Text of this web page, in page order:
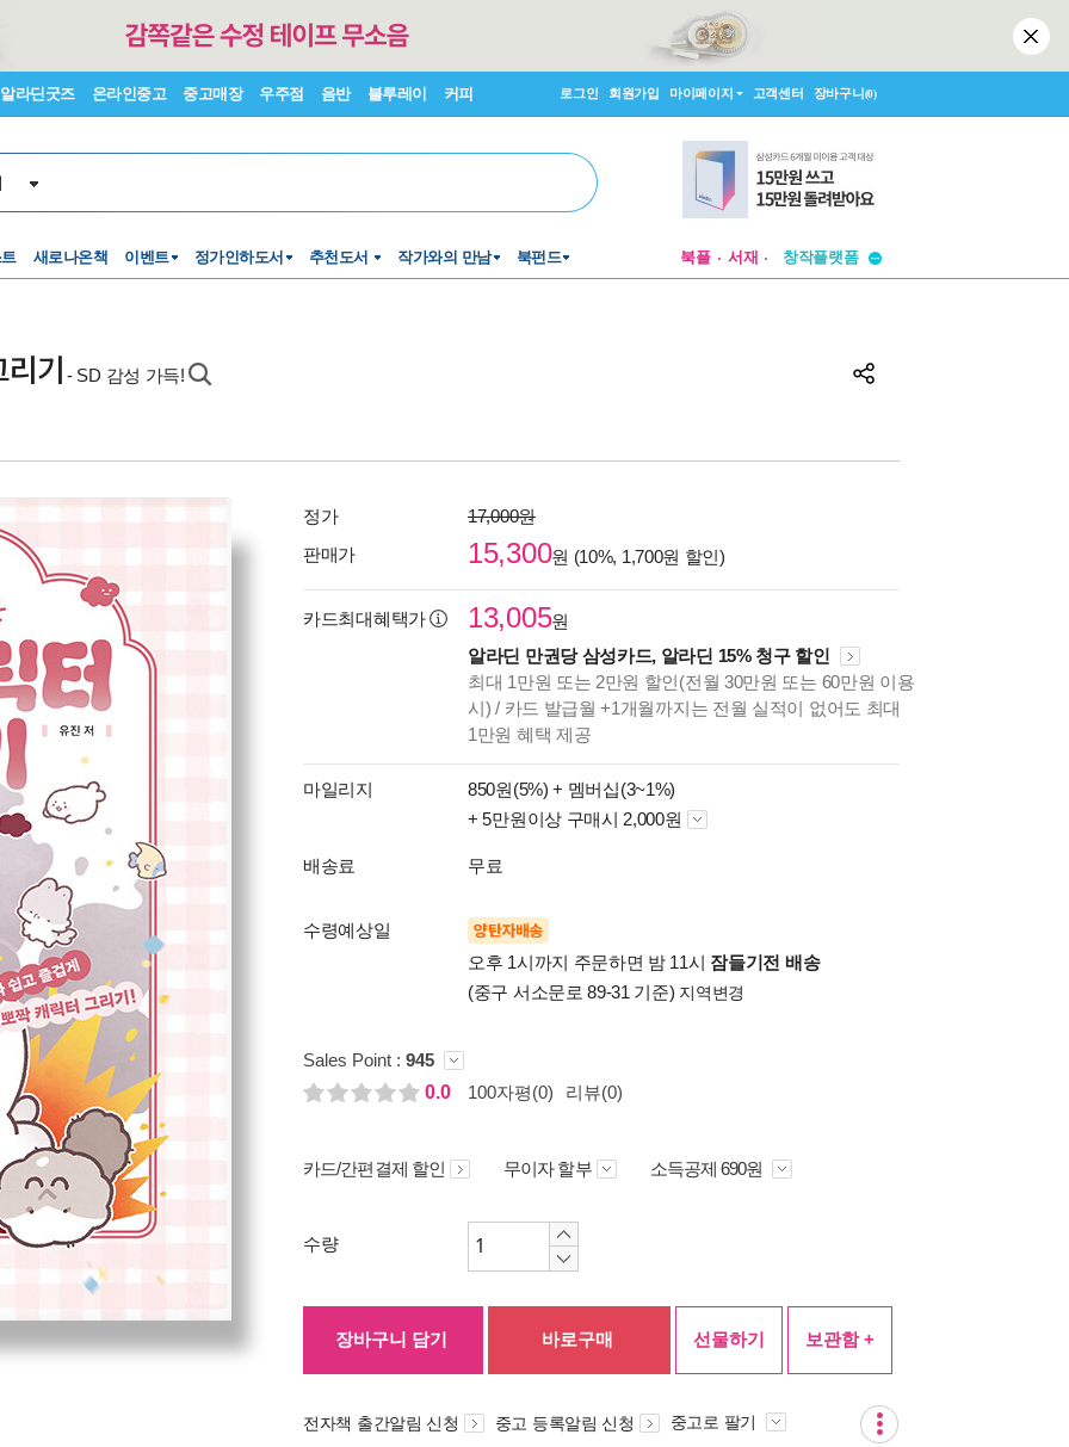
알라딘굿즈 온라인중고 중고매장 우주점 음반 블루레이 커피 로그인 회원가입 마이페이지 고객센터 장바구니(0)
새로나온책 이벤트 정가인하도서 추천도서 작가와의 만남 북펀드 북플 서재
창작플랫폼
기 - SD 감성 가득!
정가
17,000원
판매가
15,300원 (10%, 1,700원 할인)
카드최대혜택가 13,005원
알라딘 만권당 삼성카드, 알라딘 15% 청구 할인
최대 1만원 또는 2만원 할인(전월 30만원 또는 60만원 이용
시) / 카드 발급월 +1개월까지는 전월 실적이 없어도 최대
1만원 혜택 제공
마일리지 850원(5%) + 멤버십(3~1%)
+ 5만원이상 구매시 2,000원
배송료 무료
수령예상일 양탄자배송
오후 1시까지 주문하면 밤 11시 잠들기전 배송
(중구 서소문로 89-31 기준) 지역변경
Sales Point : 945
0.0
100자평(0) 리뷰(0)
카드/간편결제 할인 무이자 할부 소득공제 690원
수량
장바구니 담기 바로구매 선물하기 보관함 +
전자책 출간알림 신청 중고 등록알림 신청 중고로 팔기